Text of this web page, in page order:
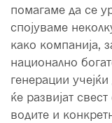
помагаме да се
спојуваме
како компанија,
национално
генерации
ќе развијат
водите и